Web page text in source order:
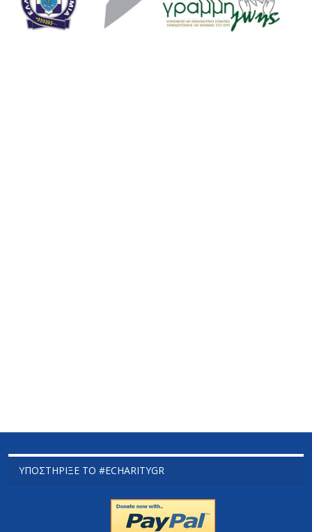
ΥΠΟΣΤΉΡΙΞΕ ΤΟ #ECHARITYGR